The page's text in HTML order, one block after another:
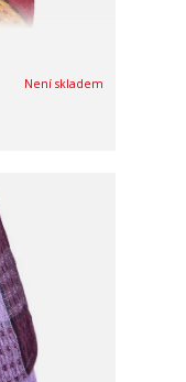
Není skladem